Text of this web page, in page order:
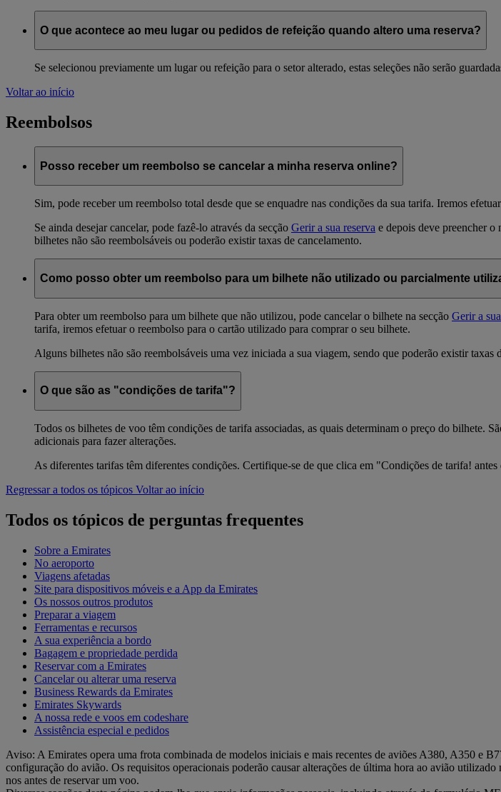
O que acontece ao meu lugar ou pedidos de refeição quando altero uma reserva?
Se selecionou previamente um lugar ou refeição para o setor alterado, estas seleções não serão
Voltar ao início
Reembolsos
Posso receber um reembolso se cancelar a minha reserva online?
Sim, pode receber um reembolso total desde que se enquadre nas condições da sua tarifa. Iremos
Se ainda desejar cancelar, pode fazê-lo através da secção Gerir a sua reserva e depois deve preencher o
bilhetes não são reembolsáveis ou poderão existir taxas de cancelamento.
Como posso obter um reembolso para um bilhete não utilizado ou parcialmente
Para obter um reembolso para um bilhete que não utilizou, pode cancelar o bilhete na secção Gerir a
tarifa, iremos efetuar o reembolso para o cartão utilizado para comprar o seu bilhete.
Alguns bilhetes não são reembolsáveis uma vez iniciada a sua viagem, sendo que poderão existir taxas
O que são as "condições de tarifa"?
Todos os bilhetes de voo têm condições de tarifa associadas, as quais determinam o preço do bilhete.
adicionais para fazer alterações.
As diferentes tarifas têm diferentes condições. Certifique-se de que clica em "Condições de tarifa!
Regressar a todos os tópicos Voltar ao início
Todos os tópicos de perguntas frequentes
Sobre a Emirates
No aeroporto
Viagens afetadas
Site para dispositivos móveis e a App da Emirates
Os nossos outros produtos
Preparar a viagem
Ferramentas e recursos
A sua experiência a bordo
Bagagem e propriedade perdida
Reservar com a Emirates
Cancelar ou alterar uma reserva
Business Rewards da Emirates
Emirates Skywards
A nossa rede e voos em codeshare
Assistência especial e pedidos
Aviso: A Emirates opera uma frota combinada de modelos iniciais e mais recentes de aviões A380, A350 e
configuração do avião. Os requisitos operacionais poderão causar alterações de última hora ao avião
nos antes de reservar um voo.